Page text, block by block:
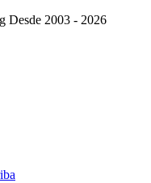
Desde 2003 - 2026